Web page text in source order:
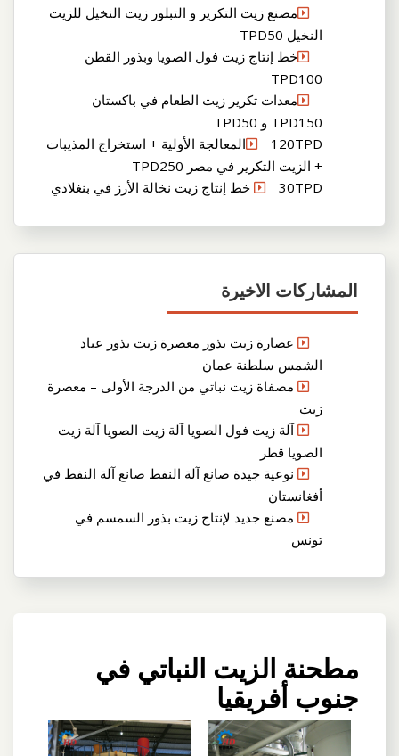
مصنع زيت التكرير و التبلور زيت النخيل للزيت
النخيل TPD50
خط إنتاج زيت فول الصويا وبذور القطن
TPD100
معدات تكرير زيت الطعام في باكستان
TPD150 و TPD50
120TPDالمعالجة الأولية + استخراج المذيبات
+ الزيت التكرير في مصر TPD250
30TPD خط إنتاج زيت نخالة الأرز في بنغلادي
المشاركات الاخيرة
عصارة زيت بذور معصرة زيت بذور عباد
الشمس سلطنة عمان
مصفاة زيت نباتي من الدرجة الأولى – معصرة
زيت
آلة زيت فول الصويا آلة زيت الصويا آلة زيت
الصويا قطر
نوعية جيدة صانع آلة النفط صانع آلة النفط في
أفغانستان
مصنع جديد لإنتاج زيت بذور السمسم في
تونس
مطحنة الزيت النباتي في
جنوب أفريقيا